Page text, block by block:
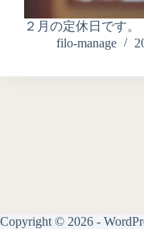
２月の定休日です
filo-manage
Copyright © 2026 -